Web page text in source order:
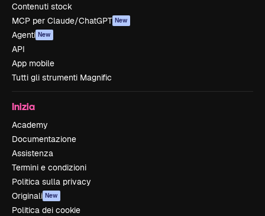
Contenuti stock
MCP per Claude/ChatGPT New
Agenti New
API
App mobile
Tutti gli strumenti Magnific
Inizia
Academy
Documentazione
Assistenza
Termini e condizioni
Politica sulla privacy
Originali New
Politica dei cookie